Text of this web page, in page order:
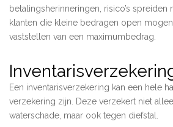
betalingsherinneringen, risico’s
klanten die kleine bedragen open
vaststellen van een maximumbedrag.
Een inventarisverzekering kan een hele
verzekering zijn. Deze verzekert niet
waterschade, maar ook tegen diefstal.